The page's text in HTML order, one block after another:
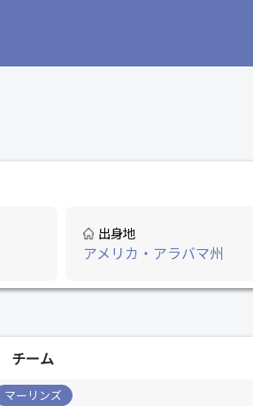
出身地
アメリカ・アラバマ州
チーム
マーリンズ